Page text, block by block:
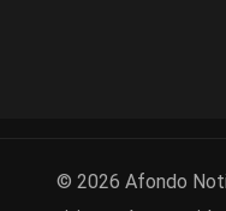
© 2026 Afondo